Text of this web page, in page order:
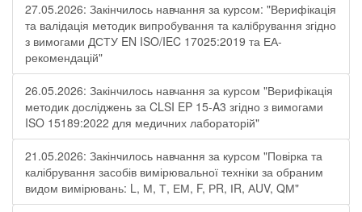
27.05.2026: Закінчилось навчання за курсом: "Верифікація
та валідація методик випробування та калібрування згідно
з вимогами ДСТУ EN ISO/IEC 17025:2019 та ЕА-
рекомендацій"
26.05.2026: Закінчилось навчання за курсом "Верифікація
методик досліджень за CLSI EP 15-A3 згідно з вимогами
ISO 15189:2022 для медичних лабораторій"
21.05.2026: Закінчилось навчання за курсом "Повірка та
калібрування засобів вимірювальної техніки за обраним
видом вимірювань: L, М, Т, ЕМ, F, РR, ІR, АUV, QМ"